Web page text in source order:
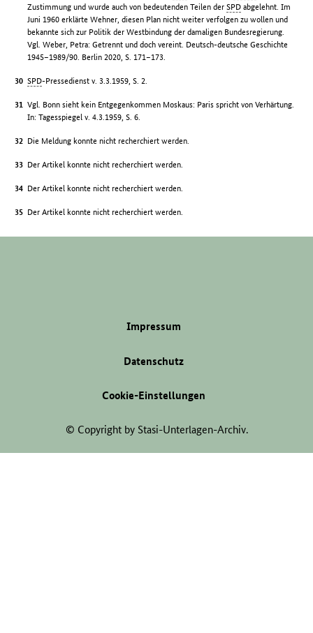
Zustimmung und wurde auch von bedeutenden Teilen derSPD abgelehnt. Im
Juni 1960 erklärte Wehner, diesen Plan nicht weiter verfolgen zu wollen und
bekannte sich zur Politik der Westbindung der damaligen Bundesregierung.
Vgl. Weber, Petra: Getrennt und doch vereint. Deutsch-deutsche Geschichte
1945–1989/90. Berlin 2020, S. 171–173.
SPD-Pressedienst v. 3.3.1959, S. 2.
Vgl. Bonn sieht kein Entgegenkommen Moskaus: Paris spricht von Verhärtung.
In: Tagesspiegel v. 4.3.1959, S. 6.
Die Meldung konnte nicht recherchiert werden.
Der Artikel konnte nicht recherchiert werden.
Der Artikel konnte nicht recherchiert werden.
Der Artikel konnte nicht recherchiert werden.
Impressum
Datenschutz
Cookie-Einstellungen
© Copyright by Stasi-Unterlagen-Archiv.